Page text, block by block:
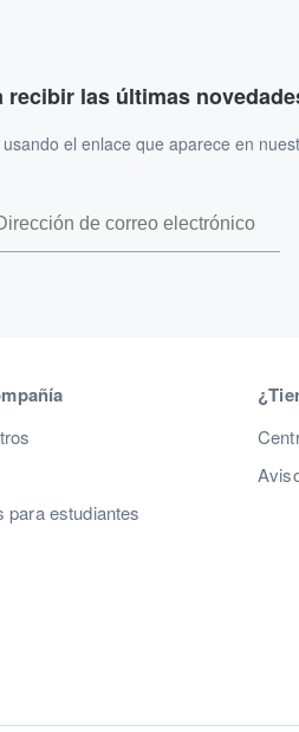
recibir las últimas
el enlace que aparece en
para estudiantes